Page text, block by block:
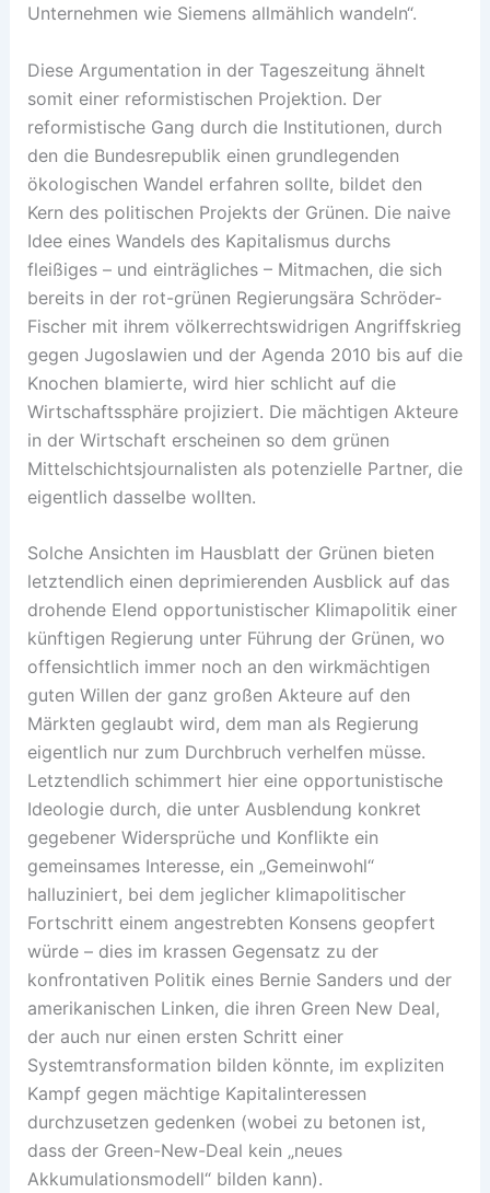
Unternehmen wie Siemens allmählich wandeln“.
Diese Argumentation in der Tageszeitung ähnelt
somit einer reformistischen Projektion. Der
reformistische Gang durch die Institutionen, durch
den die Bundesrepublik einen grundlegenden
ökologischen Wandel erfahren sollte, bildet den
Kern des politischen Projekts der Grünen. Die naive
Idee eines Wandels des Kapitalismus durchs
fleißiges – und einträgliches – Mitmachen, die sich
bereits in der rot-grünen Regierungsära Schröder-
Fischer mit ihrem völkerrechtswidrigen Angriffskrieg
gegen Jugoslawien und der Agenda 2010 bis auf die
Knochen blamierte, wird hier schlicht auf die
Wirtschaftssphäre projiziert. Die mächtigen Akteure
in der Wirtschaft erscheinen so dem grünen
Mittelschichtsjournalisten als potenzielle Partner, die
eigentlich dasselbe wollten.
Solche Ansichten im Hausblatt der Grünen bieten
letztendlich einen deprimierenden Ausblick auf das
drohende Elend opportunistischer Klimapolitik einer
künftigen Regierung unter Führung der Grünen, wo
offensichtlich immer noch an den wirkmächtigen
guten Willen der ganz großen Akteure auf den
Märkten geglaubt wird, dem man als Regierung
eigentlich nur zum Durchbruch verhelfen müsse.
Letztendlich schimmert hier eine opportunistische
Ideologie durch, die unter Ausblendung konkret
gegebener Widersprüche und Konflikte ein
gemeinsames Interesse, ein „Gemeinwohl“
halluziniert, bei dem jeglicher klimapolitischer
Fortschritt einem angestrebten Konsens geopfert
würde – dies im krassen Gegensatz zu der
konfrontativen Politik eines Bernie Sanders und der
amerikanischen Linken, die ihren Green New Deal,
der auch nur einen ersten Schritt einer
Systemtransformation bilden könnte, im expliziten
Kampf gegen mächtige Kapitalinteressen
durchzusetzen gedenken (wobei zu betonen ist,
dass der Green-New-Deal kein „neues
Akkumulationsmodell“ bilden kann).